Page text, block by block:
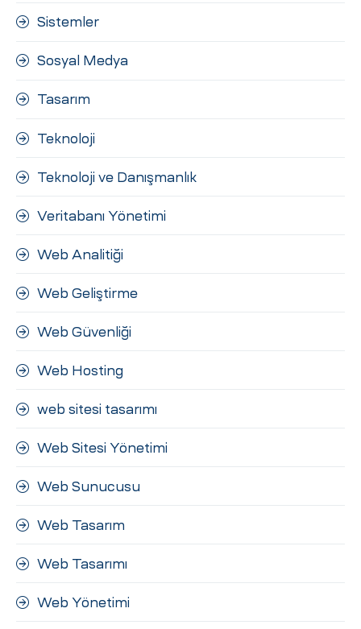
Sistemler
Sosyal Medya
Tasarım
Teknoloji
Teknoloji ve Danışmanlık
Veritabanı Yönetimi
Web Analitiği
Web Geliştirme
Web Güvenliği
Web Hosting
web sitesi tasarımı
Web Sitesi Yönetimi
Web Sunucusu
Web Tasarım
Web Tasarımı
Web Yönetimi